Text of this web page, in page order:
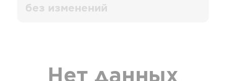
без изменений
Нет данных